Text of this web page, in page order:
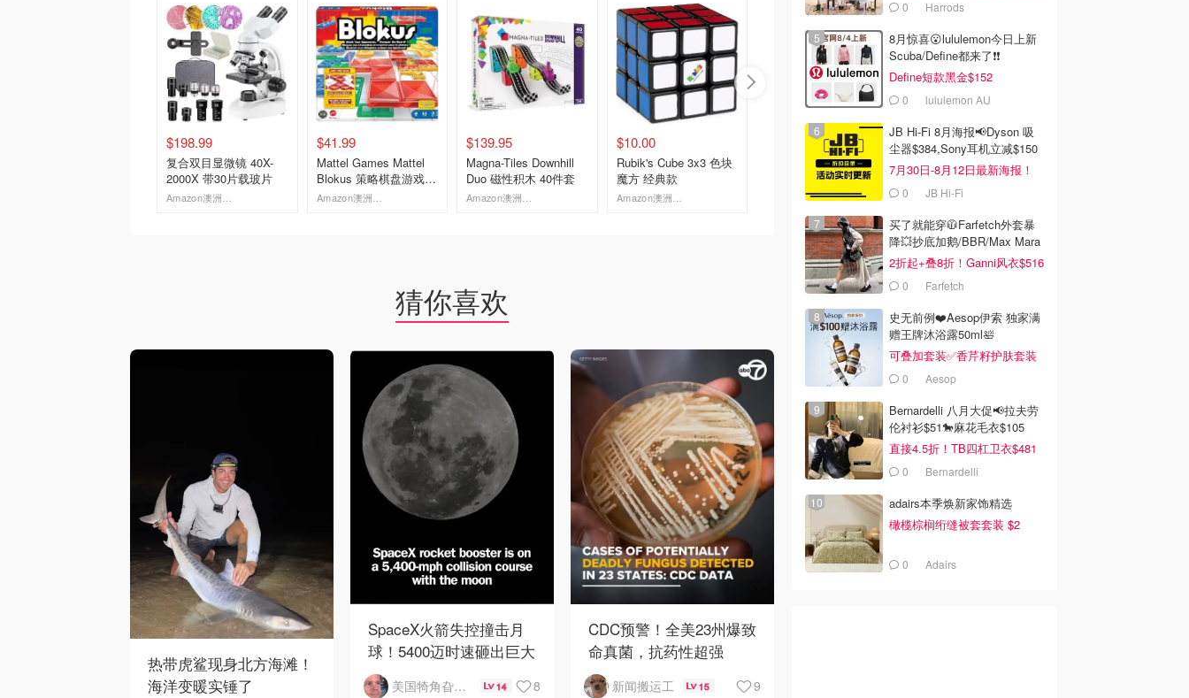
$198.99
复合双目显微镜 40X-
2000X 带30片载玻片
$41.99
Mattel Games Mattel
Blokus 策略棋盘游戏 2-
4人
$139.95
Magna-Tiles Downhill
Duo 磁性积木 40件套
$10.00
Rubik's Cube 3x3 色块
魔方 经典款
Magna-Tiles 磁性积木
Amazon澳洲亚马逊
去购买
$199.00
Tiny Love 5合1活动中
心 黑白 6玩具
去购买
猜你喜欢
热带虎鲨现身北方海滩！
海洋变暖实锤了
SpaceX火箭失控撞击月
球！5400迈时速砸出巨大
陨石坑
美国犄角旮旯新鲜事 14 8
CDC预警！全美23州爆致
命真菌，抗药性超强
新闻搬运工 15 9
0 Harrods
8月惊喜😮lululemon今日上新
Scuba/Define都来了❗️❗️
Define短款黑金$152
0 lululemon AU
JB Hi-Fi 8月海报📢Dyson 吸
尘器$384,Sony耳机立减$150
7月30日-8月12日最新海报！
0 JB Hi-Fi
买了就能穿🧥Farfetch外套暴
降💥抄底加鹅/BBR/Max Mara
2折起+叠8折！Ganni风衣$516
0 Farfetch
史无前例❤️Aesop伊索 独家满
赠王牌沐浴露50ml🛀
可叠加套装✅香芹籽护肤套装
$1710 Aesop
Bernardelli 八月大促📢拉夫劳
伦衬衫$51🐎麻花毛衣$105
直接4.5折！TB四杠卫衣$481
0 Bernardelli
adairs本季焕新家饰精选
橄榄棕榈绗缝被套套装 $2
0 Adairs